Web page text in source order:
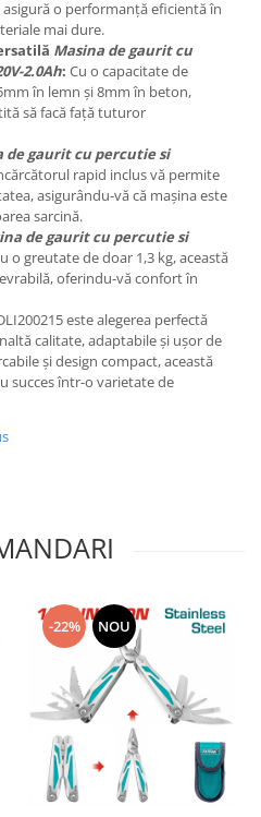
o performanță eficientă în
mai dure.
Masina de gaurit cu
2.0Ah: Cu o capacitate de
în lemn și 8mm în beton,
să facă față tuturor
de gaurit cu percutie si
rapid inclus vă permite
asigurându-vă că mașina este
sarcină.
de gaurit cu percutie si
o greutate de doar 1,3 kg, această
oferindu-vă confort în
este alegerea perfectă
calitate, adaptabile și ușor de
și design compact, această
succes într-o varietate de
-22% NOU